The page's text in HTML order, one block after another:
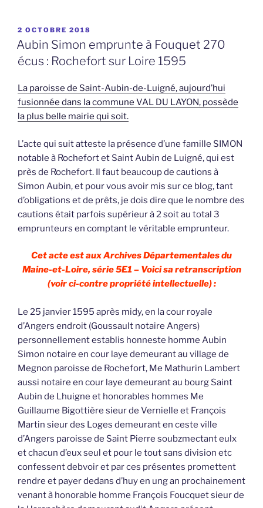
PUBLIÉ
LE
2 OCTOBRE 2018
Aubin Simon emprunte à Fouquet 270
écus : Rochefort sur Loire 1595
La paroisse de Saint-Aubin-de-Luigné, aujourd’hui
fusionnée dans la commune VAL DU LAYON, possède
la plus belle mairie qui soit.
L’acte qui suit atteste la présence d’une famille SIMON
notable à Rochefort et Saint Aubin de Luigné, qui est
près de Rochefort. Il faut beaucoup de cautions à
Simon Aubin, et pour vous avoir mis sur ce blog, tant
d’obligations et de prêts, je dois dire que le nombre des
cautions était parfois supérieur à 2 soit au total 3
emprunteurs en comptant le véritable emprunteur.
Cet acte est aux Archives Départementales du
Maine-et-Loire, série 5E1 – Voici sa retranscription
(voir ci-contre propriété intellectuelle) :
Le 25 janvier 1595 après midy, en la cour royale
d’Angers endroit (Goussault notaire Angers)
personnellement establis honneste homme Aubin
Simon notaire en cour laye demeurant au village de
Megnon paroisse de Rochefort, Me Mathurin Lambert
aussi notaire en cour laye demeurant au bourg Saint
Aubin de Lhuigne et honorables hommes Me
Guillaume Bigottière sieur de Vernielle et François
Martin sieur des Loges demeurant en ceste ville
d’Angers paroisse de Saint Pierre soubzmectant eulx
et chacun d’eux seul et pour le tout sans division etc
confessent debvoir et par ces présentes promettent
rendre et payer dedans d’huy en ung an prochainement
venant à honorable homme François Foucquet sieur de